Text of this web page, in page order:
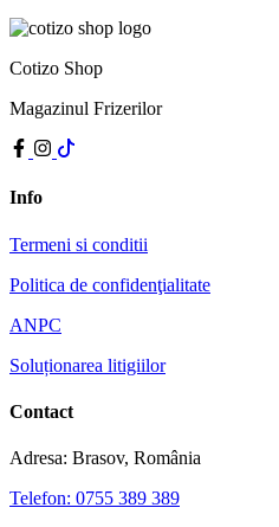
Cotizo Shop
Magazinul Frizerilor
Info
Termeni si conditii
Politica de confidenţialitate
ANPC
Soluționarea litigiilor
Contact
Adresa: Brasov, România
Telefon: 0755 389 389